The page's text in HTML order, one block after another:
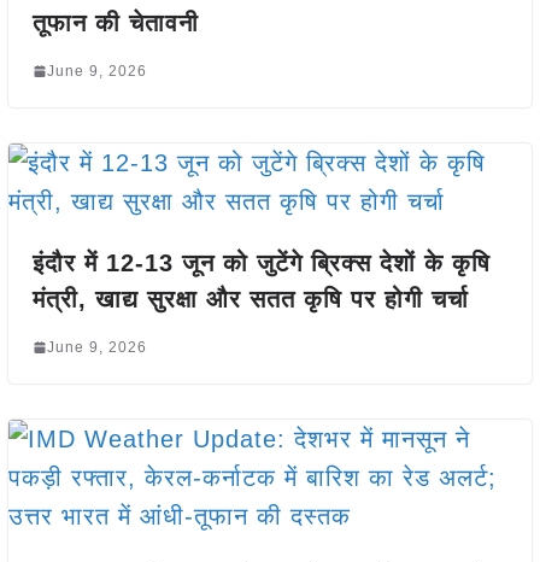
तूफान की चेतावनी
June 9, 2026
इंदौर में 12-13 जून को जुटेंगे ब्रिक्स देशों के कृषि
मंत्री, खाद्य सुरक्षा और सतत कृषि पर होगी चर्चा
June 9, 2026